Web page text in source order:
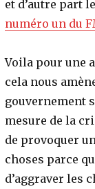
et d’autre part
numéro un du
Voila pour une
cela nous
gouvernement
mesure de la
de provoquer
choses parce
d’aggraver les